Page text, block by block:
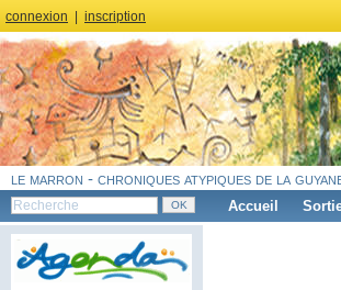
connexion inscription
le marron - chroniques atypiques de la
Accueil